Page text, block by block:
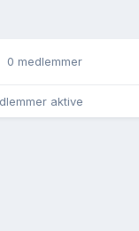
0 medlemmer
aktive